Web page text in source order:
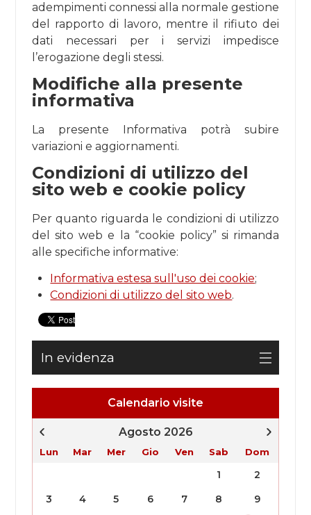
Calendario visite
Agosto 2026
Lun Mar Mer Gio Ven Sab Dom
1
2
3
4 5 6 7 8
9
adempimenti connessi alla normale gestione
del rapporto di lavoro, mentre il rifiuto dei
dati necessari per i servizi impedisce
l’erogazione degli stessi.
Modifiche alla presente
informativa
La presente Informativa potrà subire
variazioni e aggiornamenti.
Condizioni di utilizzo del
sito web e cookie policy
Per quanto riguarda le condizioni di utilizzo
del sito web e la “cookie policy” si rimanda
alle specifiche informative:
Informativa estesa sull'uso dei cookie;
Condizioni di utilizzo del sito web.
In evidenza